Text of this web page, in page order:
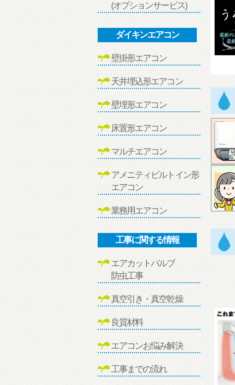
(オプションサービス)
ダイキンエアコン
壁掛形エアコン
天井埋込形エアコン
壁埋形エアコン
床置形エアコン
マルチエアコン
アメニティビルトイン形
エアコン
業務用エアコン
工事に関する情報
エアカットバルブ
防虫工事
真空引き・真空乾燥
良質材料
エアコンお悩み解決
工事までの流れ